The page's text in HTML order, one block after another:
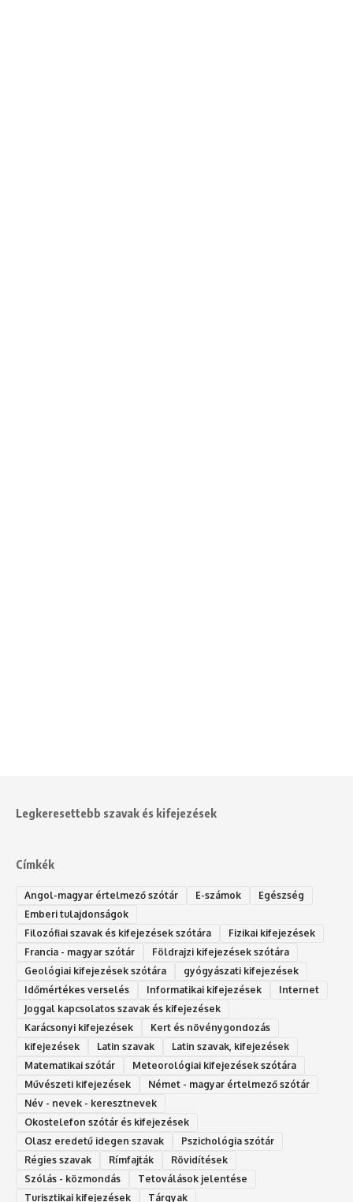
Legkeresettebb szavak és kifejezések
Címkék
Angol-magyar értelmező szótár E-számok
Egészség
Emberi tulajdonságok
Filozófiai szavak és kifejezések szótára
Fizikai kifejezések
Francia - magyar szótár
Földrajzi kifejezések szótára
Geológiai kifejezések szótára
gyógyászati kifejezések
Időmértékes verselés
Informatikai kifejezések
Internet
Joggal kapcsolatos szavak és kifejezések
Karácsonyi kifejezések
Kert és növénygondozás
kifejezések
Latin szavak
Latin szavak, kifejezések
Matematikai szótár
Meteorológiai kifejezések szótára
Művészeti kifejezések
Német - magyar értelmező szótár
Név - nevek - keresztnevek
Okostelefon szótár és kifejezések
Olasz eredetű idegen szavak
Ps‮gólohciz‬ia s‮átóz‬r
Régies szavak
Rímfajták
Rövidítések
Szólás - közmondás
Tetoválások jelentése
Turisztikai kifejezések
Tárgyak